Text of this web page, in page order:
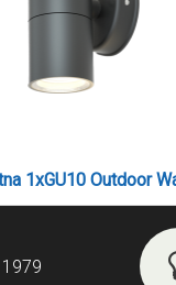
1979